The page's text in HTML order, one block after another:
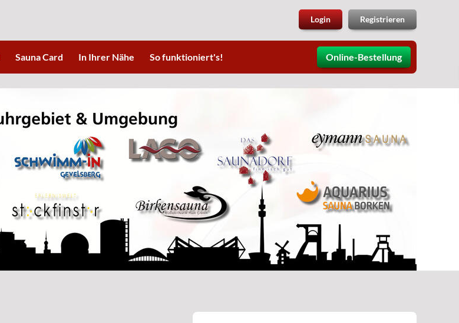
Login Registrieren
Online-Bestellung
Sauna Card In Ihrer Nähe So funktioniert's!